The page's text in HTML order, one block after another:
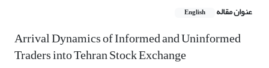
عنوان مقاله English
Arrival Dynamics of Informed and Uninformed
Traders into Tehran Stock Exchange